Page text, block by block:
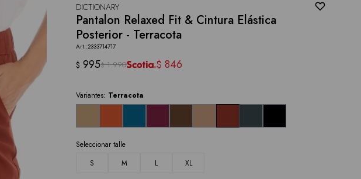
DICTIONARY
Pantalon Relaxed Fit & Cintura Elástica
Posterior - Terracota
2333714717
$ 995$ 1.990 $ 846
Variantes: Terracota
Seleccionar talle
S
M L XL